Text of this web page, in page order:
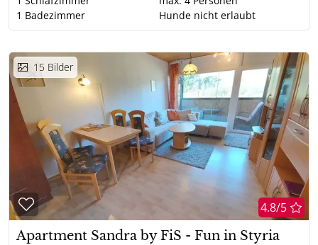
1 Badezimmer
Hunde nicht erlaubt
4.8/5
15 Bilder
Apartment Sandra by FiS - Fun in Styria